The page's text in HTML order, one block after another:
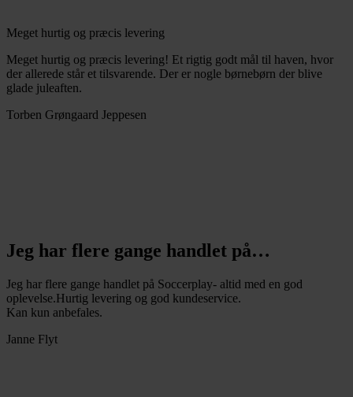
Meget hurtig og præcis levering
Meget hurtig og præcis levering! Et rigtig godt mål til haven, hvor
der allerede står et tilsvarende. Der er nogle børnebørn der blive
glade juleaften.
Torben Grøngaard Jeppesen
Jeg har flere gange handlet på…
Jeg har flere gange handlet på Soccerplay- altid med en god
oplevelse.Hurtig levering og god kundeservice.
Kan kun anbefales.
Janne Flyt